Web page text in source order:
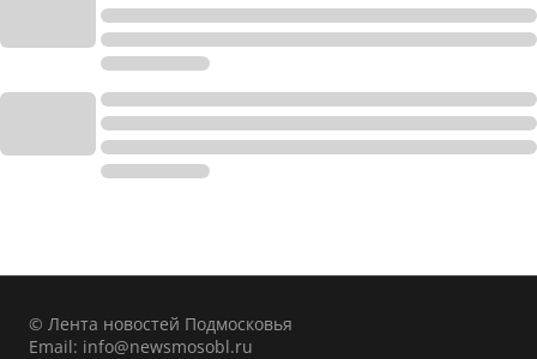
© Лента новостей Подмосковья
Email: info@newsmosobl.ru